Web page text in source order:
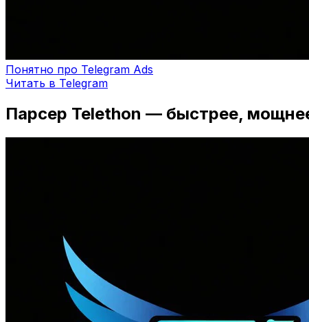
Понятно про Telegram Ads
Читать в Telegram
Парсер Telethon — быстрее,